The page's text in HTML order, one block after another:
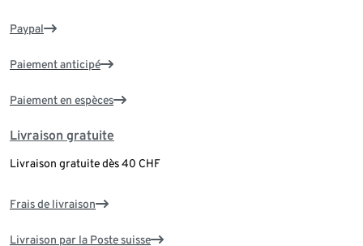
Paypal
Paiement anticipé
Paiement en espèces
Livraison gratuite
Livraison gratuite dès 40 CHF
Frais de livraison
Livraison par la Poste suisse